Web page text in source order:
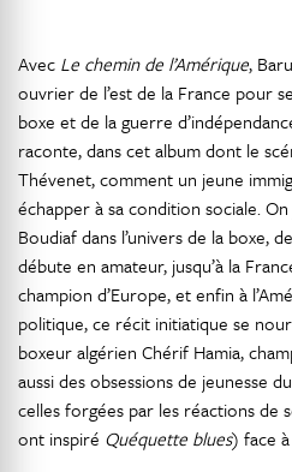
Avec Le chemin de l’Amérique,
ouvrier de l’est de la France pour
boxe et de la guerre
raconte, dans cet album dont le
Thévenet, comment un jeune
échapper à sa condition sociale.
Boudiaf dans l’univers de la boxe,
débute en amateur, jusqu’à la
champion d’Europe, et enfin à
politique, ce récit initiatique se
boxeur algérien Chérif Hamia,
aussi des obsessions de jeunesse
celles forgées par les réactions de
ont inspiré Quéquette blues) face